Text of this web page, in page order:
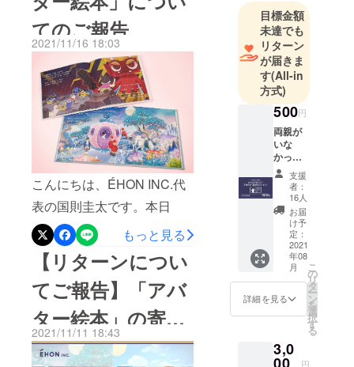
して生活、就労、情報、住
居などの包括的な支援を
行っているNPO法人です。
空き家を利活用して住居に
するモデルの構築や母子家
庭の子女を対象とした部活
動補助の奨励金、相談と支
援を一度に受けられる情報
ポータルサイト開設などの
取り組みを実施。2018年に
は住まいと人権を評価する
世界的な賞・ワールドハビ
タットアワード最優秀賞を
受賞しています。【NPO法
人リトルワンズ】
https://npolittleones.com/今
本日11月30日（絵本の日）
に、「アバター絵本」をつ
いにリリースいたしまし
た！ システム開発の難航
によって当初の予定よりリ
リースが遅れ、みなさまに
は大変ご迷惑をおかけいた
しました。本日、節目とな
る日にリリースができたの
は、ひとえにみなさまの温
かい支えがあったからで
す。本当に、ありがとうご
ざいます。一般販売につき
ましては、下記公式サイト
より開始しておりま
す。ーーーーーーーーーー
ーーÉHON INC. 公式サイ
てのご報告
2021/11/16 18:03
こんにちは、ÉHON INC.代
表の国則圭太です。本日
は、クラウドファンディン
グでアバター絵本「シンデ
レラ」と「ももたろう」を
ご支援いただいたみなさま
へご報告です。長らくお待
たせして大変申し訳ござい
ませんでした。10月31日に
もっと見る
【リターンについ
てご報告】「アバ
ター絵本」の寄贈
先が決定いたしま
2021/11/11 18:43
げたりー
絵本ってど
の瞬間も楽
しいですよ
ね。
そんな絵本
を、今度は
つくってみ
ませんか？
ÉHON INC.
オリジナル
絵本ギフト
サービスで
す。
ストーリー
たしたちの
目標金額
未達でも
リターン
が届きま
す(All-in
方式)
500円
両親が
いな
かった
り、施
設で
育って
いて絵
本を親
からプ
レゼン
トされ
る機会
が少な
いとい
う子ど
も達に
分が主
人公に
支援
者：
16人
お届
け予
定：
2021
年08
月
詳細を見る
こ
の
リ
タ
ー
ン
を
選
択
す
る
3,0
00 円